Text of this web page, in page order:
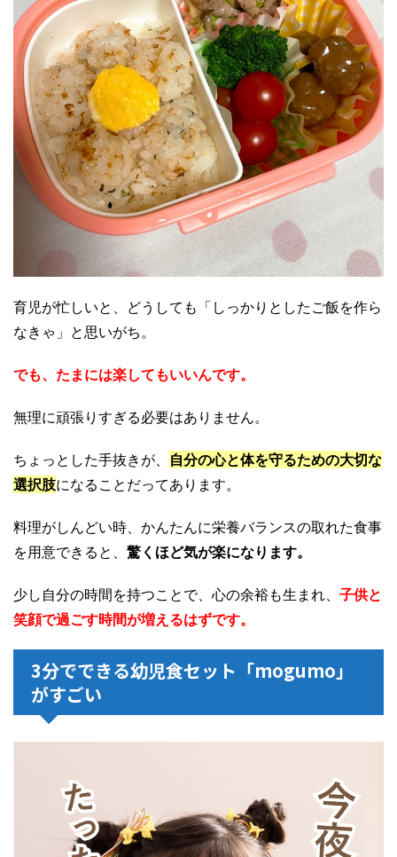
育児が忙しいと、どうしても「しっかりとしたご飯を作ら
なきゃ」と思いがち。
でも、たまには楽してもいいんです。
無理に頑張りすぎる必要はありません。
ちょっとした手抜きが、 自分の心と体を守るための大切な
選択肢になることだってあります。
料理がしんどい時、かんたんに栄養バランスの取れた食事
を用意できると、 驚くほど気が楽になります。
少し自分の時間を持つことで、心の余裕も生まれ、 子供と
笑顔で過ごす時間が増えるはずです。
3分でできる幼児食セット「mogumo」
がすごい